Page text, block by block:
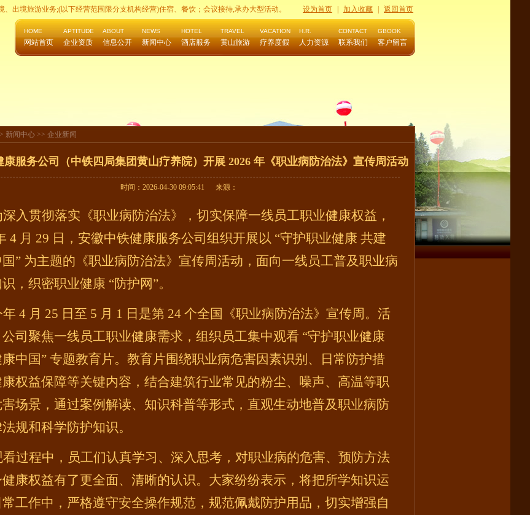
出境旅游业务;(以下经营范围限分支机构经营)住宿、餐饮；会议接待,承办大型活动。 设为首页 加入收藏 返回首页
HOME
网站首页
APTITUDE
企业资质
ABOUT
信息公开
NEWS
新闻中心
HOTEL
酒店服务
TRAVEL
黄山旅游
VACATION
疗养度假
H.R.
人力资源
CONTACT
联系我们
GBOOK
客户留言
新闻中心 >> 企业新闻
康服务公司（中铁四局集团黄山疗养院）开展 2026 年《职业病防治法》宣传周活动
时间：2026-04-30 09:05:41 来源：
深入贯彻落实《职业病防治法》，切实保障一线员工职业健康权益，
4 月 29 日，安徽中铁健康服务公司组织开展以 “守护职业健康 共建
” 为主题的《职业病防治法》宣传周活动，面向一线员工普及职业病
，织密职业健康 “防护网”。
年 4 月 25 日至 5 月 1 日是第 24 个全国《职业病防治法》宣传周。活
司聚焦一线员工职业健康需求，组织员工集中观看 “守护职业健康
中国” 专题教育片。教育片围绕职业病危害因素识别、日常防护措
权益保障等关键内容，结合建筑行业常见的粉尘、噪声、高温等职
场景，通过案例解读、知识科普等形式，直观生动地普及职业病防
规和科学防护知识。
看过程中，员工们认真学习、深入思考，对职业病的危害、预防方法
康权益有了更全面、清晰的认识。大家纷纷表示，将把所学知识运
常工作中，严格遵守安全操作规范，规范佩戴防护用品，切实增强自